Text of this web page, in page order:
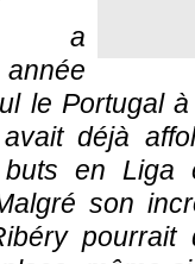
a
le Portugal
déjà
buts en
son